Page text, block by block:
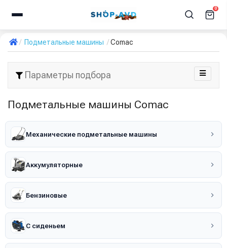
0
Подметальные машины Comac
Параметры подбора
Подметальные машины Comac
Механические подметальные машины
Аккумуляторные
Бензиновые
С сиденьем